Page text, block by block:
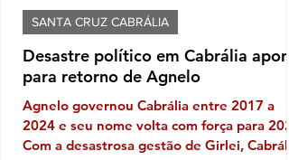
Desastre político em Cabrália
para retorno de Agnelo
Agnelo governou Cabrália entre 2017 a
2024 e seu nome volta com força para
Com a desastrosa gestão de Girlei,
SANTA CRUZ CABRÁLIA